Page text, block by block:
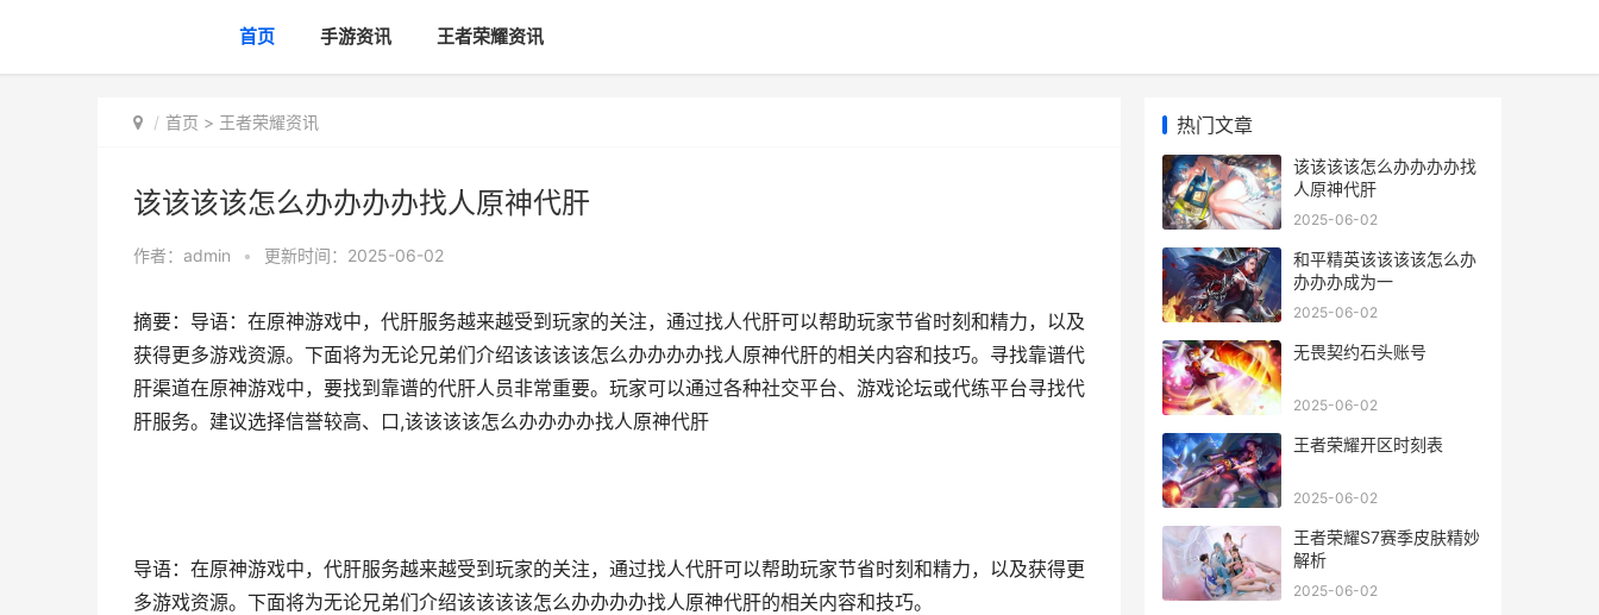
首页 手游资讯 王者荣耀资讯
首页 > 王者荣耀资讯
该该该该怎么办办办办找人原神代肝
作者： admin • 更新时间：2025-06-02
摘要：导语：在原神游戏中，代肝服务越来越受到玩家的关注，通过找人代肝可以帮助玩家节省时刻和精力，以及
获得更多游戏资源。下面将为无论兄弟们介绍该该该该怎么办办办办找人原神代肝的相关内容和技巧。寻找靠谱代
肝渠道在原神游戏中，要找到靠谱的代肝人员非常重要。玩家可以通过各种社交平台、游戏论坛或代练平台寻找代
肝服务。建议选择信誉较高、口,该该该该怎么办办办办找人原神代肝
导语：在原神游戏中，代肝服务越来越受到玩家的关注，通过找人代肝可以帮助玩家节省时刻和精力，以及获得更
多游戏资源。下面将为无论兄弟们介绍该该该该怎么办办办办找人原神代肝的相关内容和技巧。
热门文章
该该该该怎么办办办办找
人原神代肝
2025-06-02
和平精英该该该该怎么办
办办办成为一
2025-06-02
无畏契约石头账号
2025-06-02
王者荣耀开区时刻表
2025-06-02
王者荣耀S7赛季皮肤精妙
解析
2025-06-02